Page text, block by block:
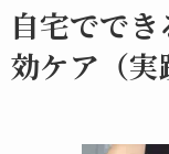
自宅でで
効ケア（実